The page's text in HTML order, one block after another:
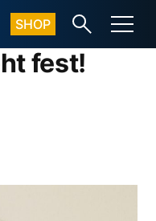
SHOP
fest!